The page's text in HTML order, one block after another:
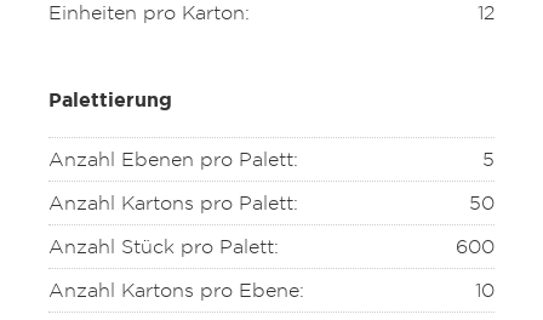
Einheiten pro Karton:
12
Palettierung
Anzahl Ebenen pro Palett:
5
Anzahl Kartons pro Palett:
50
Anzahl Stück pro Palett:
600
Anzahl Kartons pro Ebene:
10